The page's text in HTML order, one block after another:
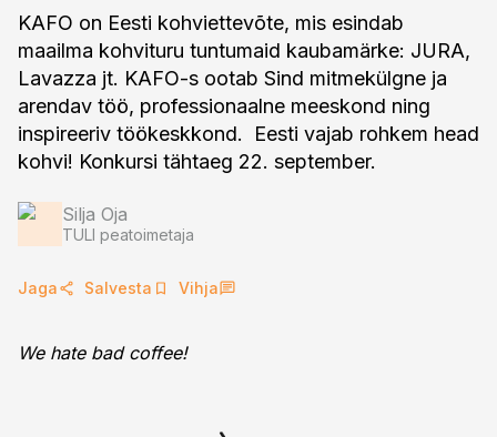
KAFO on Eesti kohviettevõte, mis esindab
maailma kohvituru tuntumaid kaubamärke: JURA,
Lavazza jt. KAFO-s ootab Sind mitmekülgne ja
arendav töö, professionaalne meeskond ning
inspireeriv töökeskkond. Eesti vajab rohkem head
kohvi! Konkursi tähtaeg 22. september.
Silja Oja
TULI peatoimetaja
Jaga Salvesta Vihja
We hate bad coffee!